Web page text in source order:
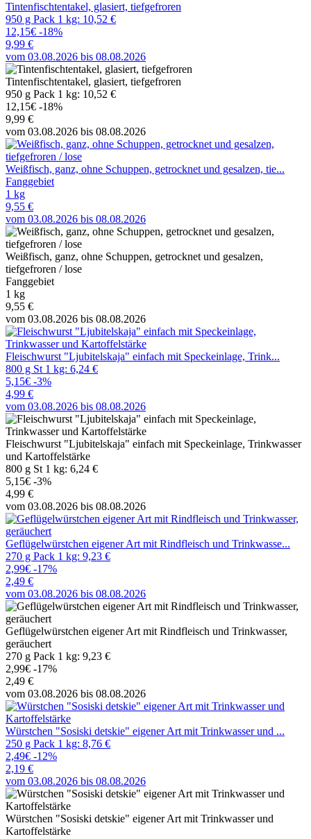
Tintenfischtentakel, glasiert, tiefgefroren
950 g Pack 1 kg: 10,52 €
12,15€ -18%
9,99 €
vom 03.08.2026 bis 08.08.2026
Tintenfischtentakel, glasiert, tiefgefroren
950 g Pack 1 kg: 10,52 €
12,15€ -18%
9,99 €
vom 03.08.2026 bis 08.08.2026
Weißfisch, ganz, ohne Schuppen, getrocknet und gesalzen, tie...
Fanggebiet
1 kg
9,55 €
vom 03.08.2026 bis 08.08.2026
Weißfisch, ganz, ohne Schuppen, getrocknet und gesalzen,
tiefgefroren / lose
Fanggebiet
1 kg
9,55 €
vom 03.08.2026 bis 08.08.2026
Fleischwurst "Ljubitelskaja" einfach mit Speckeinlage, Trink...
800 g St 1 kg: 6,24 €
5,15€ -3%
4,99 €
vom 03.08.2026 bis 08.08.2026
Fleischwurst "Ljubitelskaja" einfach mit Speckeinlage, Trinkwasser
und Kartoffelstärke
800 g St 1 kg: 6,24 €
5,15€ -3%
4,99 €
vom 03.08.2026 bis 08.08.2026
Geflügelwürstchen eigener Art mit Rindfleisch und Trinkwasse...
270 g Pack 1 kg: 9,23 €
2,99€ -17%
2,49 €
vom 03.08.2026 bis 08.08.2026
Geflügelwürstchen eigener Art mit Rindfleisch und Trinkwasser,
geräuchert
270 g Pack 1 kg: 9,23 €
2,99€ -17%
2,49 €
vom 03.08.2026 bis 08.08.2026
Würstchen "Sosiski detskie" eigener Art mit Trinkwasser und ...
250 g Pack 1 kg: 8,76 €
2,49€ -12%
2,19 €
vom 03.08.2026 bis 08.08.2026
Würstchen "Sosiski detskie" eigener Art mit Trinkwasser und
Kartoffelstärke